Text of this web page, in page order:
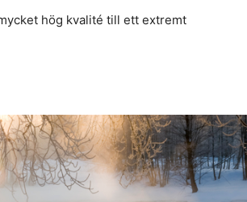
hög kvalité till ett extremt